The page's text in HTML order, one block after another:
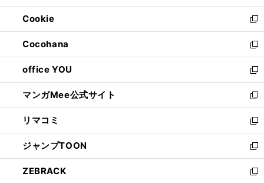
開
く
ウ
で
開
く
ン
ド
ウ
で
開
く
ウ
ィ
ン
ド
ウ
で
開
く
Cookie
新
し
い
ウ
ィ
ン
ド
ウ
で
開
く
Cocohana
新
し
い
ウ
ィ
ン
ド
ウ
で
開
く
office YOU
新
し
い
ウ
ィ
ン
ド
ウ
で
マンガMee公式サイト
新
し
い
ウ
ィ
ン
ド
リマコミ
新
し
い
ウ
ィ
ジャンプTOON
新
し
い
ZEBRACK
新